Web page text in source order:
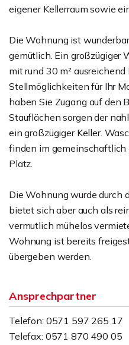
eigener Kellerraum sowie
Die Wohnung ist
gemütlich. Ein großzügiger
mit rund 30 m² ausreichend
Stellmöglichkeiten für Ihr
haben Sie Zugang auf den
Stauflächen sorgen der
ein großzügiger Keller.
finden im
Platz.
Die Wohnung wurde durch
bietet sich aber auch als
vermutlich mühelos
Wohnung ist bereits
übergeben werden.
Ansprechpartner
Telefon: 0571 597 265 17
Telefax: 0571 870 490 05